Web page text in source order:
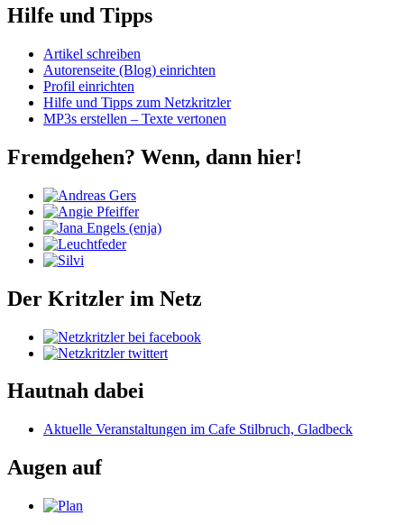
Hilfe und Tipps
Artikel schreiben
Autorenseite (Blog) einrichten
Profil einrichten
Hilfe und Tipps zum Netzkritzler
MP3s erstellen – Texte vertonen
Fremdgehen? Wenn, dann hier!
Der Kritzler im Netz
Hautnah dabei
Aktuelle Veranstaltungen im Cafe Stilbruch, Gladbeck
Augen auf